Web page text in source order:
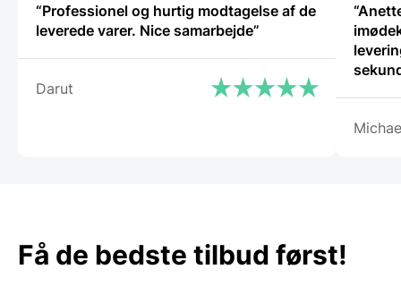
“Professionel og hurtig modtagelse af de
leverede varer. Nice samarbejde”
Darut
Få de bedste tilbud først!